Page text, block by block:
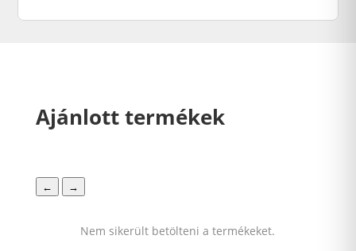
Ajánlott termékek
← →
Nem sikerült betölteni a termékeket.